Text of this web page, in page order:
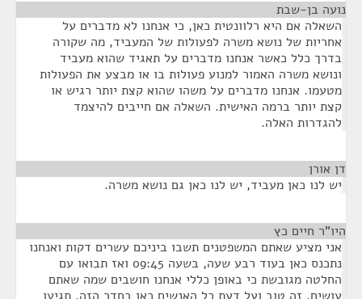
נועה בן-שבת
השאלה אם היא רלוונטית כאן, כי אנחנו לא מדברים על
אחריות של נושא משרה לפעולות של המעביד, מה שקורה
בדרך כלל כאשר אנחנו מדברים על תאגיד שהוא מעביד
ונושא משרה האמור למנוע פעולות בו או מבצע את הפעולות
מטעמו. אנחנו מדברים על משהו שהוא קצת יותר רגיש או
קצת יותר ברמה האישית. השאלה אם חייבים להיצמד
להגדרות האלה.
דן אורן
יש לנו כאן מעביד, יש לנו כאן גם נושא משרה.
היו"ר חיים כץ
אני מציע שאתם המשפטנים תשבו ביניכם עשרים דקות ואנחנו
נתכנס כאן בעוד רבע שעה, בשעה 09:45 ואז תבואו עם
החלטה מגובשת כי באופן כללי אנחנו חושבים שמה שאתם